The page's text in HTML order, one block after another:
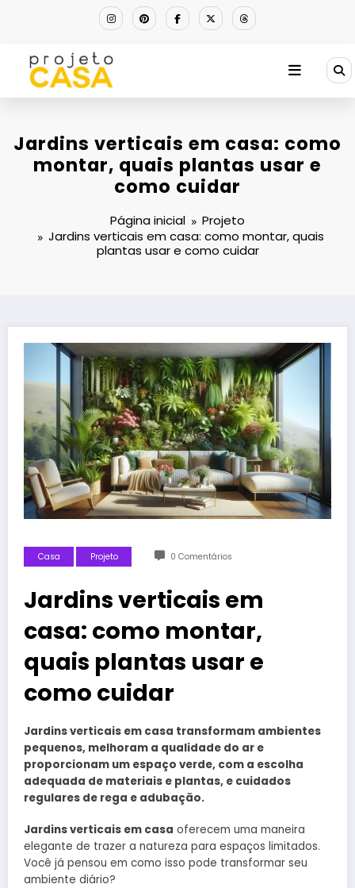
Jardins verticais em casa: como
montar, quais plantas usar e
como cuidar
Página inicial
Projeto
Jardins verticais em casa: como montar, quais
plantas usar e como cuidar
Casa Projeto 0 Comentários
Jardins verticais em
casa: como montar,
quais plantas usar e
como cuidar
Jardins verticais em casa transformam ambientes
pequenos, melhoram a qualidade do ar e
proporcionam um espaço verde, com a escolha
adequada de materiais e plantas, e cuidados
regulares de rega e adubação.
Jardins verticais em casa oferecem uma maneira
elegante de trazer a natureza para espaços limitados.
Você já pensou em como isso pode transformar seu
ambiente diário?